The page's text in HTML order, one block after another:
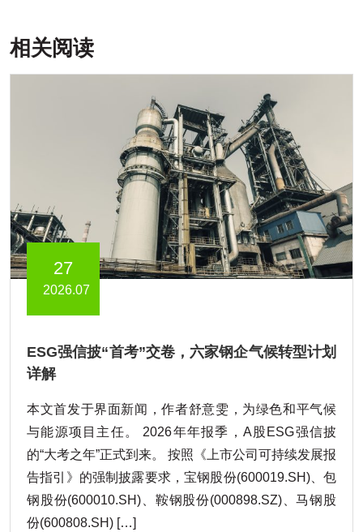
相关阅读
27
2026.07
ESG强信披“首考”交卷，六家钢企气候转型计划
详解
本文首发于界面新闻，作者舒意雯，为绿色和平气候
与能源项目主任。 2026年年报季，A股ESG强信披
的“大考之年”正式到来。 按照《上市公司可持续发展报
告指引》的强制披露要求，宝钢股份(600019.SH)、包
钢股份(600010.SH)、鞍钢股份(000898.SZ)、马钢股
份(600808.SH) […]